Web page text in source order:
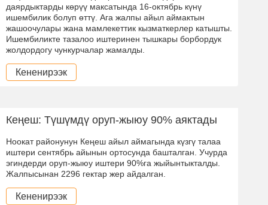
даярдыктарды көрүү максатында 16-октябрь күнү
ишембилик болуп өттү. Ага жалпы айыл аймактын
жашоочулары жана мамлекеттик кызматкерлер катышты.
Ишембиликте тазалоо иштеринен тышкары борбордук
жолдордогу чункурчалар жамалды.
Кененирээк
Кеңеш: Түшүмдү оруп-жыюу 90% аяктады
Ноокат районунун Кеңеш айыл аймагында күзгү талаа
иштери сентябрь айынын ортосунда башталган. Учурда
эгиндерди оруп-жыюу иштери 90%га жыйынтыкталды.
Жалпысынан 2296 гектар жер айдалган.
Кененирээк